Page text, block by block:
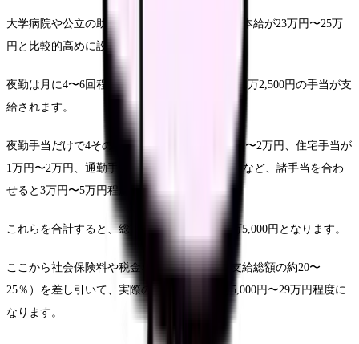
大学病院や公立の助産師初任給モデルでは、基本給が23万円〜25万
円と比較的高めに設定されています。
夜勤は月に4〜6回程度あり、1回あたり1万円〜1万2,500円の手当が支
給されます。
夜勤手当だけで4その他、資格手当が1万5,000円〜2万円、住宅手当が
1万円〜2万円、通勤手当が5,000円〜1万5,000円など、諸手当を合わ
せると3万円〜5万円程度が支給されます。
これらを合計すると、総支給額は30万円〜37万5,000円となります。
ここから社会保険料や税金などの免除項目（支給総額の約20〜
25％）を差し引いて、実際の手取り額は23万5,000円〜29万円程度に
なります。